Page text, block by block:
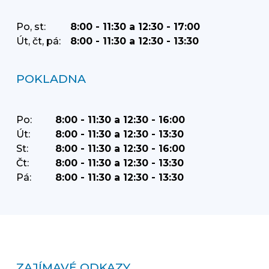
Po, st:
8:00 - 11:30 a 12:30 - 17:00
Út, čt, pá:
8:00 - 11:30 a 12:30 - 13:30
POKLADNA
Po:
8:00 - 11:30 a 12:30 - 16:00
Út:
8:00 - 11:30 a 12:30 - 13:30
St:
8:00 - 11:30 a 12:30 - 16:00
Čt:
8:00 - 11:30 a 12:30 - 13:30
Pá:
8:00 - 11:30 a 12:30 - 13:30